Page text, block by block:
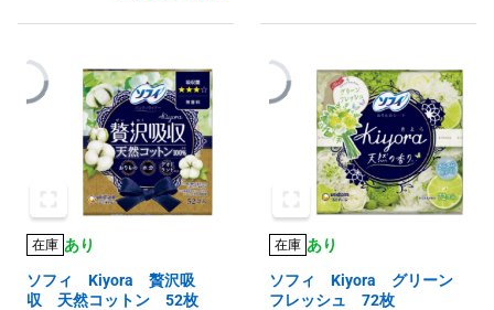
在庫 あり
ソフィ Kiyora 贅沢吸
収 天然コットン 52枚
在庫 あり
ソフィ Kiyora グリーン
フレッシュ 72枚